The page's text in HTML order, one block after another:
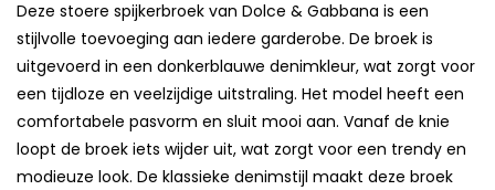
Deze stoere spijkerbroek van Dolce & Gabbana is een
stijlvolle toevoeging aan iedere garderobe. De broek is
uitgevoerd in een donkerblauwe denimkleur, wat zorgt voor
een tijdloze en veelzijdige uitstraling. Het model heeft een
comfortabele pasvorm en sluit mooi aan. Vanaf de knie
loopt de broek iets wijder uit, wat zorgt voor een trendy en
modieuze look. De klassieke denimstijl maakt deze broek